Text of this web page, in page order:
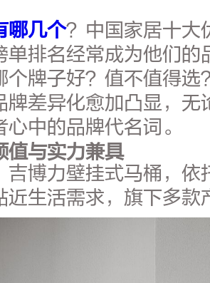
哪几个？中国家居十大
单排名经常成为他们
牌子好？值不值得选
牌差异化愈加凸显，
中的品牌代名词。
值与实力兼具
吉博力壁挂式马桶，
近生活需求，旗下多款